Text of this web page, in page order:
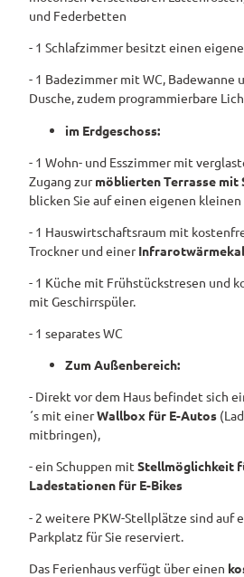
6
2
3
3
(
3
5
1
2
)
und Federbetten
- 1 Schlafzimmer besitzt einen
- 1 Badezimmer mit WC, Badewanne
Dusche, zudem programmierbare
im Erdgeschoss:
- 1 Wohn- und Esszimmer mit
Zugang zurmöblierten Terrasse mit
blicken Sie auf einen eigenen kleinen
- 1 Hauswirtschaftsraum mit
Trockner und einer
- 1 Küche mit Frühstückstresen und
mit Geschirrspüler.
- 1 separates WC
Zum Außenbereich:
- Direkt vor dem Haus befindet sich
´s mit einerWallbox für E-Autos
mitbringen),
- ein Schuppen mit Stellmöglichkeit
Ladestationen für E-Bikes
- 2 weitere PKW-Stellplätze sind auf
Parkplatz für Sie reserviert.
Das Ferienhaus verfügt über einen